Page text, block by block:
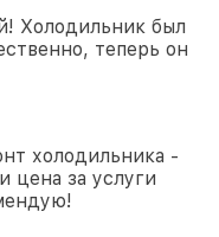
Холодильник был
теперь он
холодильника -
цена за услуги